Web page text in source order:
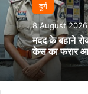
दुर्ग
8 August 2026
मदद के बहाने
केस का फरार